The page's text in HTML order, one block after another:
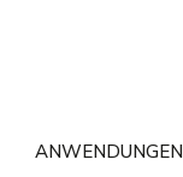
ANWENDUNGEN